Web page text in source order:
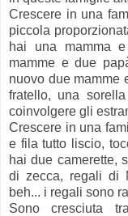
Crescere in una
piccola
hai una mamma
mamme e due
nuovo due mamme
fratello, una
coinvolgere gli
Crescere in una
e fila tutto liscio,
hai due camerette,
di zecca, regali di
beh... i regali sono
Sono cresciuta